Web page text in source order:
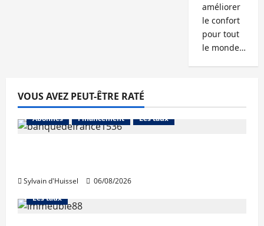
améliorer
le confort
pour tout
le monde…
VOUS AVEZ PEUT-ÊTRE RATÉ
Abonnés Financement Les taux
Sylvain d'Huissel 06/08/2026
Abonnés Financement
Les taux